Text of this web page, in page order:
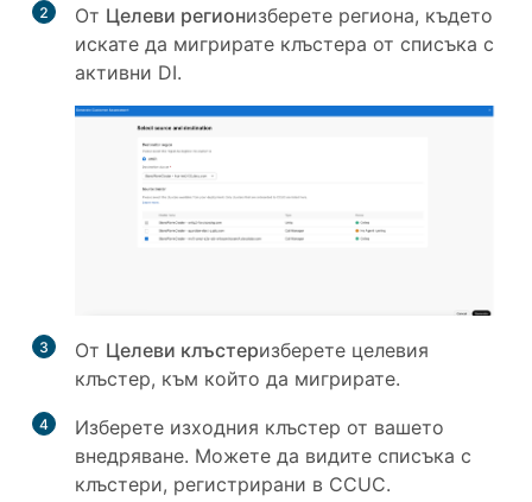
2 От Целеви регионизберете региона, където
искате да мигрирате клъстера от списъка с
активни DI.
3 От Целеви клъстеризберете целевия
клъстер, към който да мигрирате.
4
Изберете изходния клъстер от вашето
внедряване. Можете да видите списъка с
клъстери, регистрирани в CCUC.